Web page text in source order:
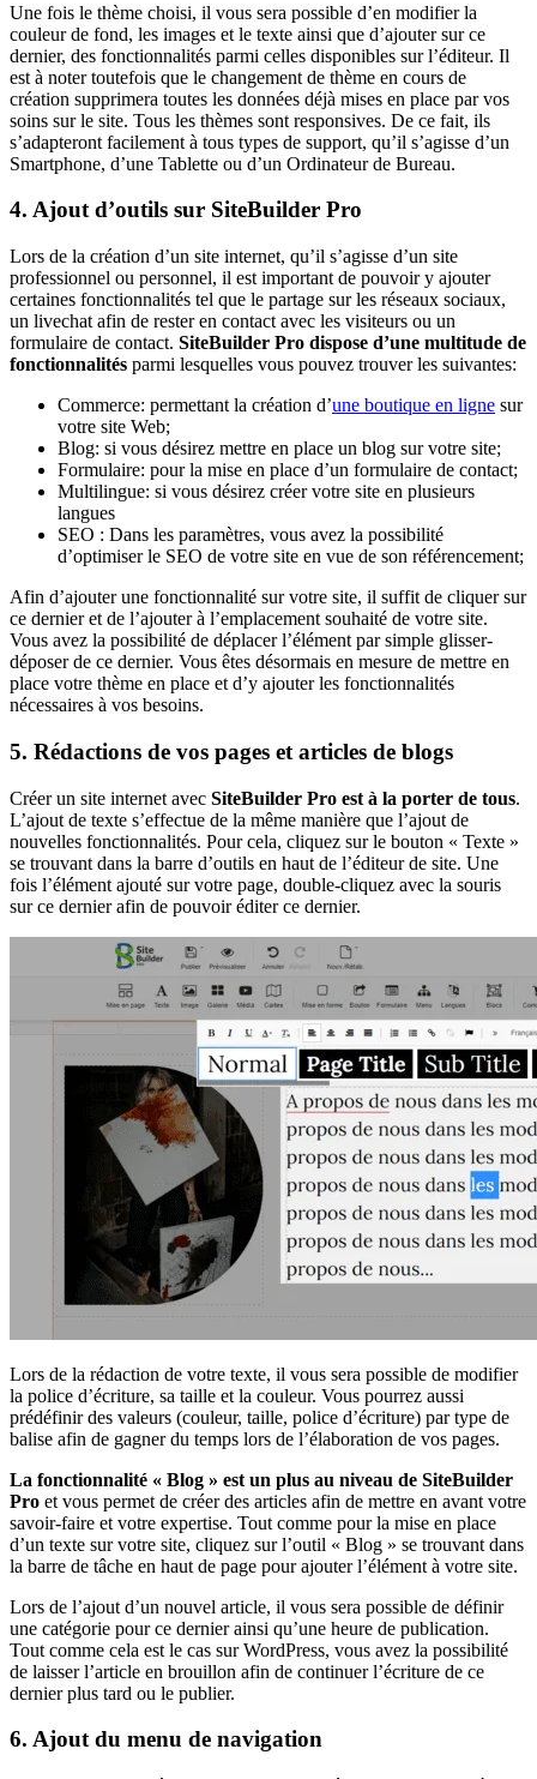
Une fois le thème choisi, il vous sera possible d’en modifier la
couleur de fond, les images et le texte ainsi que d’ajouter sur ce
dernier, des fonctionnalités parmi celles disponibles sur l’éditeur. Il
est à noter toutefois que le changement de thème en cours de
création supprimera toutes les données déjà mises en place par vos
soins sur le site. Tous les thèmes sont responsives. De ce fait, ils
s’adapteront facilement à tous types de support, qu’il s’agisse d’un
Smartphone, d’une Tablette ou d’un Ordinateur de Bureau.
4. Ajout d’outils sur SiteBuilder Pro
Lors de la création d’un site internet, qu’il s’agisse d’un site
professionnel ou personnel, il est important de pouvoir y ajouter
certaines fonctionnalités tel que le partage sur les réseaux sociaux,
un livechat afin de rester en contact avec les visiteurs ou un
formulaire de contact. SiteBuilder Pro dispose d’une multitude de
fonctionnalités parmi lesquelles vous pouvez trouver les suivantes:
Commerce: permettant la création d’une boutique en ligne sur
votre site Web;
Blog: si vous désirez mettre en place un blog sur votre site;
Formulaire: pour la mise en place d’un formulaire de contact;
Multilingue: si vous désirez créer votre site en plusieurs
langues
SEO : Dans les paramètres, vous avez la possibilité
d’optimiser le SEO de votre site en vue de son référencement;
Afin d’ajouter une fonctionnalité sur votre site, il suffit de cliquer sur
ce dernier et de l’ajouter à l’emplacement souhaité de votre site.
Vous avez la possibilité de déplacer l’élément par simple glisser-
déposer de ce dernier. Vous êtes désormais en mesure de mettre en
place votre thème en place et d’y ajouter les fonctionnalités
nécessaires à vos besoins.
5. Rédactions de vos pages et articles de blogs
Créer un site internet avec SiteBuilder Pro est à la porter de tous.
L’ajout de texte s’effectue de la même manière que l’ajout de
nouvelles fonctionnalités. Pour cela, cliquez sur le bouton « Texte »
se trouvant dans la barre d’outils en haut de l’éditeur de site. Une
fois l’élément ajouté sur votre page, double-cliquez avec la souris
sur ce dernier afin de pouvoir éditer ce dernier.
Lors de la rédaction de votre texte, il vous sera possible de modifier
la police d’écriture, sa taille et la couleur. Vous pourrez aussi
prédéfinir des valeurs (couleur, taille, police d’écriture) par type de
balise afin de gagner du temps lors de l’élaboration de vos pages.
La fonctionnalité « Blog » est un plus au niveau de SiteBuilder
Pro et vous permet de créer des articles afin de mettre en avant votre
savoir-faire et votre expertise. Tout comme pour la mise en place
d’un texte sur votre site, cliquez sur l’outil « Blog » se trouvant dans
la barre de tâche en haut de page pour ajouter l’élément à votre site.
Lors de l’ajout d’un nouvel article, il vous sera possible de définir
une catégorie pour ce dernier ainsi qu’une heure de publication.
Tout comme cela est le cas sur WordPress, vous avez la possibilité
de laisser l’article en brouillon afin de continuer l’écriture de ce
dernier plus tard ou le publier.
6. Ajout du menu de navigation